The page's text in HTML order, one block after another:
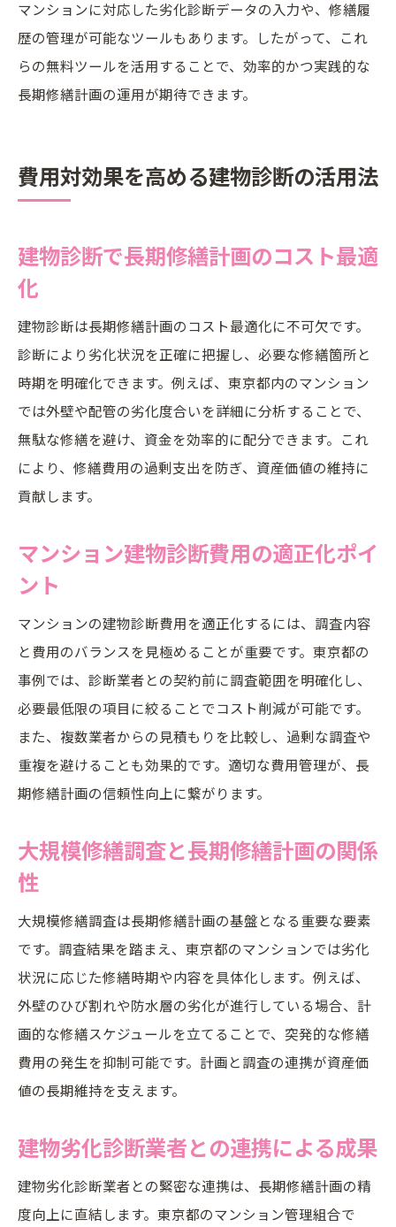
マンションに対応した劣化診断データの入力や、修繕履
歴の管理が可能なツールもあります。したがって、これ
らの無料ツールを活用することで、効率的かつ実践的な
長期修繕計画の運用が期待できます。
費用対効果を高める建物診断の活用法
建物診断で長期修繕計画のコスト最適
化
建物診断は長期修繕計画のコスト最適化に不可欠です。
診断により劣化状況を正確に把握し、必要な修繕箇所と
時期を明確化できます。例えば、東京都内のマンション
では外壁や配管の劣化度合いを詳細に分析することで、
無駄な修繕を避け、資金を効率的に配分できます。これ
により、修繕費用の過剰支出を防ぎ、資産価値の維持に
貢献します。
マンション建物診断費用の適正化ポイ
ント
マンションの建物診断費用を適正化するには、調査内容
と費用のバランスを見極めることが重要です。東京都の
事例では、診断業者との契約前に調査範囲を明確化し、
必要最低限の項目に絞ることでコスト削減が可能です。
また、複数業者からの見積もりを比較し、過剰な調査や
重複を避けることも効果的です。適切な費用管理が、長
期修繕計画の信頼性向上に繋がります。
大規模修繕調査と長期修繕計画の関係
性
大規模修繕調査は長期修繕計画の基盤となる重要な要素
です。調査結果を踏まえ、東京都のマンションでは劣化
状況に応じた修繕時期や内容を具体化します。例えば、
外壁のひび割れや防水層の劣化が進行している場合、計
画的な修繕スケジュールを立てることで、突発的な修繕
費用の発生を抑制可能です。計画と調査の連携が資産価
値の長期維持を支えます。
建物劣化診断業者との連携による成果
建物劣化診断業者との緊密な連携は、長期修繕計画の精
度向上に直結します。東京都のマンション管理組合で